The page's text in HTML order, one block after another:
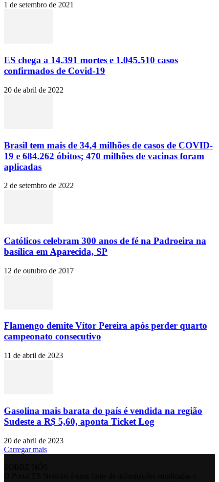
1 de setembro de 2021
ES chega a 14.391 mortes e 1.045.510 casos
confirmados de Covid-19
20 de abril de 2022
Brasil tem mais de 34,4 milhões de casos de COVID-
19 e 684.262 óbitos; 470 milhões de vacinas foram
aplicadas
2 de setembro de 2022
Católicos celebram 300 anos de fé na Padroeira na
basílica em Aparecida, SP
12 de outubro de 2017
Flamengo demite Vítor Pereira após perder quarto
campeonato consecutivo
11 de abril de 2023
Gasolina mais barata do país é vendida na região
Sudeste a R$ 5,60, aponta Ticket Log
20 de abril de 2023
Carregar mais